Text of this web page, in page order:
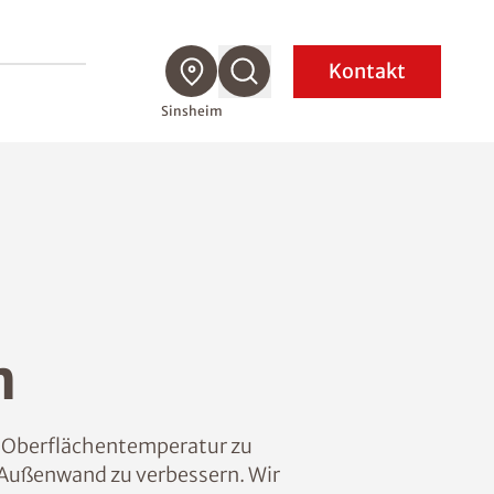
Sinsheim
Kontakt
zu
zu verbessern. Wir